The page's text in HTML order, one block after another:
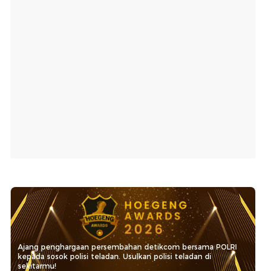
Ajang penghargaan persembahan detikcom bersama POLRI
kepada sosok polisi teladan. Usulkan polisi teladan di
sekitarmu!